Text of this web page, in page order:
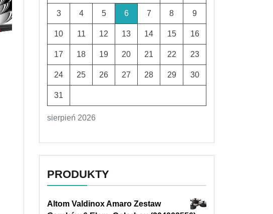
sierpień 2026
3 4 5 6 7 8 9
10 11 12 13 14 15 16
17 18 19 20 21 22 23
24 25 26 27 28 29 30
31
PRODUKTY
Altom Valdinox Amaro Zestaw